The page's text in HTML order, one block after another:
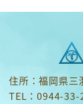
住所：福岡県
TEL：0944-33-